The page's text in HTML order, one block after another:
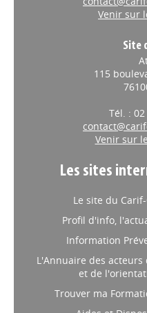
Venir sur
Site
115
Tél. :
Venir sur
Les sites
Le site du
Profil d'info,
Information
L'Annuaire des
et de
Trouver ma